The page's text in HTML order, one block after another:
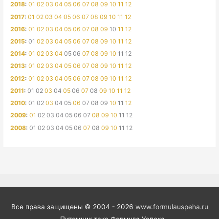
2018:01 02 03 04 05 06 07 08 09 10 11 12
2017:01 02 03 04 05 06 07 08 09 10 11 12
2016:01 02 03 04 05 06 07 08 09 10 11 12
2015:01 02 03 04 05 06 07 08 09 10 11 12
2014:01 02 03 04 05 06 07 08 09 10 11 12
2013:01 02 03 04 05 06 07 08 09 10 11 12
2012:01 02 03 04 05 06 07 08 09 10 11 12
2011:01 02 03 04 05 06 07 08 09 10 11 12
2010:01 02 03 04 05 06 07 08 09 10 11 12
2009:01 02 03 04 05 06 07 08 09 10 11 12
2008:01 02 03 04 05 06 07 08 09 10 11 12
Все права защищены © 2004 - 2026 www.formulauspeha.ru